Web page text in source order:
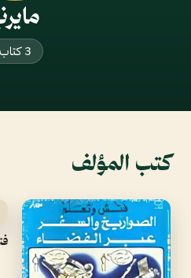
3 كتاب
كتب المؤلف